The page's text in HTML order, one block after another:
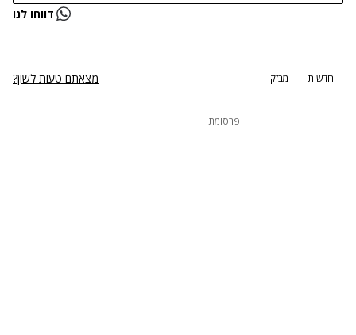
נתקלנו בבעיה דווחו לנו
חדשות מבזק מצאתם טעות לשון?
פרסומת